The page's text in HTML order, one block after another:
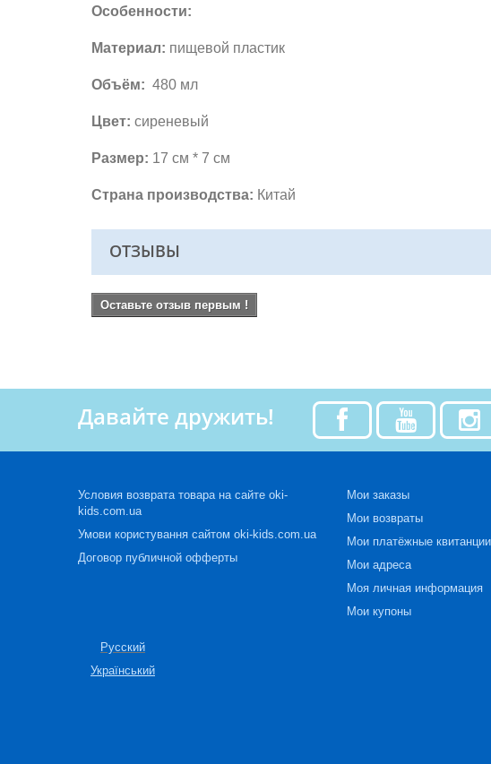
Особенности:
Материал: пищевой пластик
Объём: 480 мл
Цвет: сиреневый
Размер: 17 см * 7 см
Страна производства: Китай
ОТЗЫВЫ
Оставьте отзыв первым !
Давайте дружить!
Условия возврата товара на сайте oki-
kids.com.ua
Умови користування сайтом oki-kids.com.ua
Договор публичной офферты
Мои заказы
Мои возвраты
Мои платёжные квитанции
Мои адреса
Моя личная информация
Мои купоны
Русский
Український